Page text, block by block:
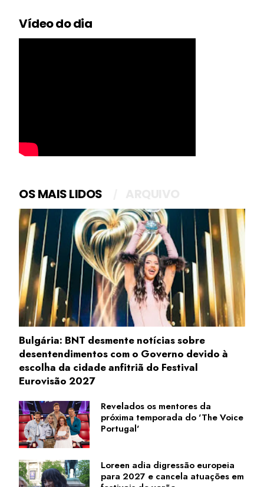
Vídeo do dia
OS MAIS LIDOS
Bulgária: BNT desmente notícias sobre
desentendimentos com o Governo devido à
escolha da cidade anfitriã do Festival
Eurovisão 2027
Revelados os mentores da
próxima temporada do 'The Voice
Portugal'
Loreen adia digressão europeia
para 2027 e cancela atuações em